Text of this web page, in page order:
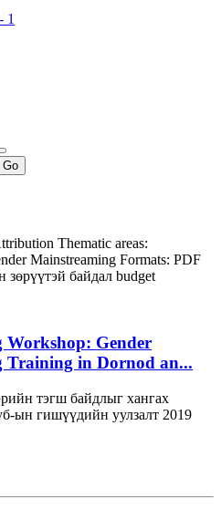
- 1
Go
Thematic areas:
Mainstreaming Formats: PDF
зөрүүтэй байдал budget
Workshop: Gender
Training in Dornod an...
тэгш байдлыг хангах
ын гишүүдийн уулзалт 2019